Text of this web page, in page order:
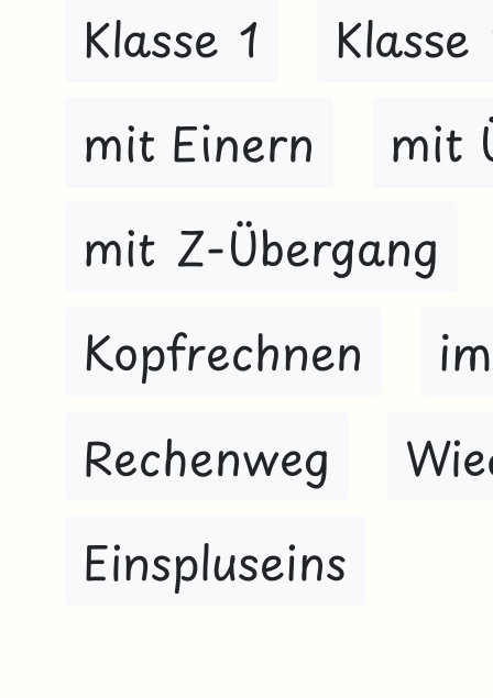
Klasse 1
mit Einern
mit
mit Z-Übergang
Kopfrechnen
Rechenweg
Einspluseins